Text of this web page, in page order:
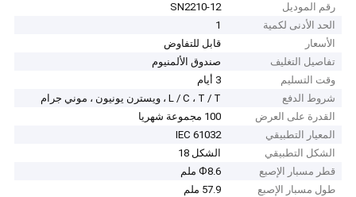
رقم الموديل
SN2210-12
الحد الأدنى لكمية
1
الأسعار
قابل للتفاوض
تفاصيل التغليف
صندوق الألمنيوم
وقت التسليم
3 أيام
شروط الدفع
L / C ، T / T ، ويسترن يونيون ، موني جرام
القدرة على العرض
100 مجموعة شهريا
المعيار التطبيقي
IEC 61032
الشكل التطبيقي
الشكل 18
قطر مسبار الإصبع
Ф8.6 ملم
طول مسبار الإصبع
57.9 ملم